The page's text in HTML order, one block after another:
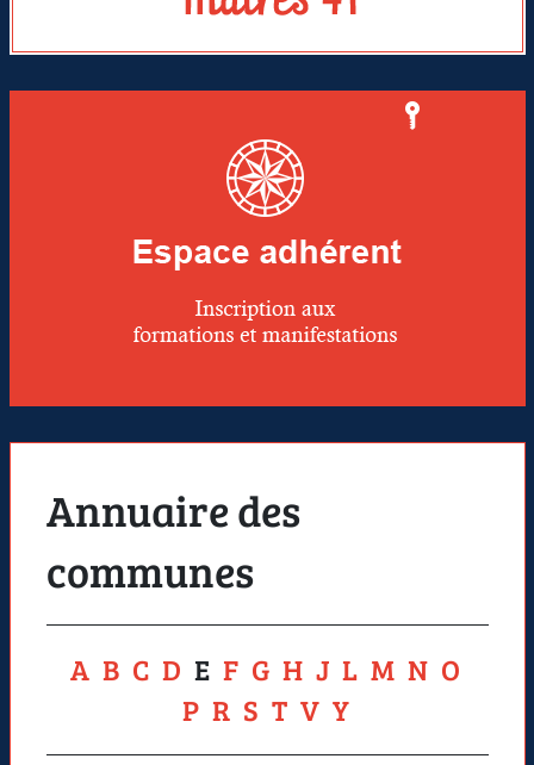
Annuaire des
communes
A B C D E F G H J L M N O
P R S T V Y